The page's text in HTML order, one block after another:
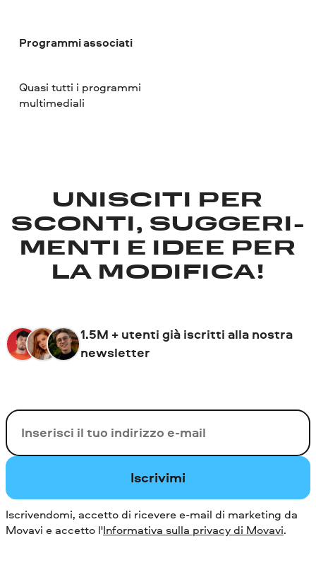
Programmi associati
Quasi tutti i programmi
multimediali
UNISCITI PER
SCONTI, SUGGERI­
MENTI E IDEE PER
LA MODIFICA!
1.5M + utenti già iscritti alla nostra
newsletter
La tua e-mail
Iscrivimi
Iscrivendomi, accetto di ricevere e-mail di marketing da
Movavi e accetto l'Informativa sulla privacy di Movavi.